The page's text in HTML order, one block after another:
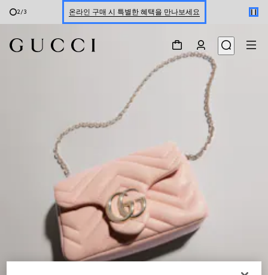
2/3 온라인 구매 시 특별한 혜택을 만나보세요
한정 기간 만나보는 장기 무이자 할부 서비스